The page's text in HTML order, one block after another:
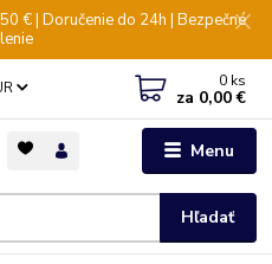
€ | Doručenie do 24h | Bezpečné
Menu
Hľadať
0 ks
za 0,00 €